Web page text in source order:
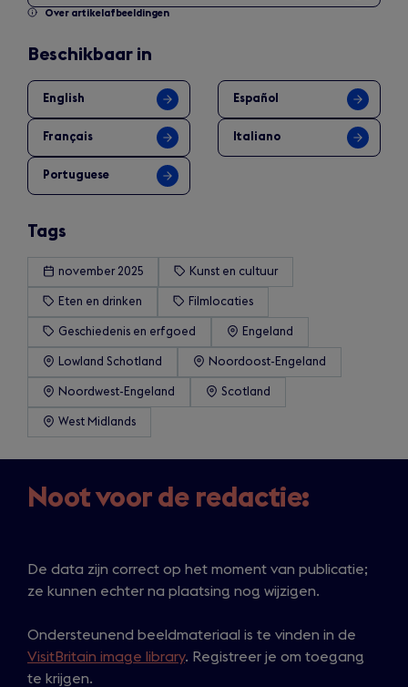
Over artikelafbeeldingen
Beschikbaar in
English Español
Français Italiano
Portuguese
Tags
november 2025 Kunst en cultuur
Eten en drinken Filmlocaties
Geschiedenis en erfgoed Engeland
Lowland Schotland Noordoost-Engeland
Noordwest-Engeland Scotland
West Midlands
Noot voor de redactie:
De data zijn correct op het moment van publicatie;
ze kunnen echter na plaatsing nog wijzigen.
Ondersteunend beeldmateriaal is te vinden in de
VisitBritain image library. Registreer je om toegang
te krijgen.